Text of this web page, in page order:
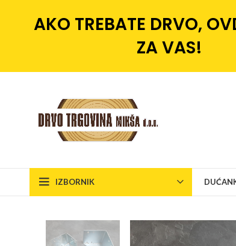
AKO TREBATE DRVO,
ZA VAS!
IZBORNIK DUĆAN